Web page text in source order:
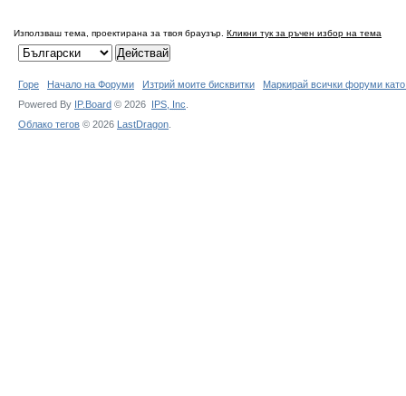
Използваш тема, проектирана за твоя браузър. Кликни тук за ръчен избор на тема
Горе Начало на Форуми Изтрий моите бисквитки
Маркирай всички форуми
Powered By IP.Board © 2026 IPS, Inc
Облако тегов © 2026 LastDragon